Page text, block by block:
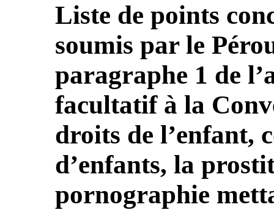
Liste de points
soumis par le
paragraphe 1 de
facultatif à la
droits de l’enfant,
d’enfants, la
pornographie